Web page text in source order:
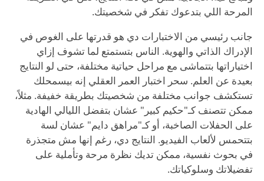
المرحة اللي بتدعوك تفكر في شخصيتك.
جانب رئيسي من الاختبارات دي هو قدرتها على الغوص في
الإدراك الذاتي والهوية. الناس بتستمتع لما تشوف إزاي
اختياراتها بتتماشى مع مراحل حياتية مختلفة، حتى لو النتايج
بعيدة عن العلم. سحر اختبار العمر العقلي إنه بيسمحلك
تستكشف جوانب مختلفة من شخصيتك بطريقة خفيفة. مثلاً،
ممكن تتصنف كـ"حكيم كبير" عشان بتفضل الليالي الهادية
على الحفلات الصاخبة، أو كـ"مراهق دايم" عشان لسة
بتتحمس لألعاب الفيديو. النتايج دي، رغم إنها مش متجذرة
في بحوث نفسية، ممكن تديك نظرة مرحة وتأملية على
تفضيلاتك وسلوكياتك.